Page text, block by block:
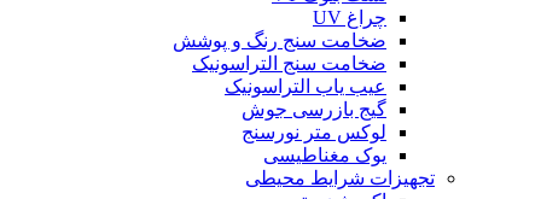
چراغ UV
ضخامت سنج رنگ و پوشش
ضخامت سنج التراسونیک
عیب یاب التراسونیک
گیج بازرسی جوش
لوکس متر نورسنج
یوک مغناطیسی
تجهیزات شرایط محیطی